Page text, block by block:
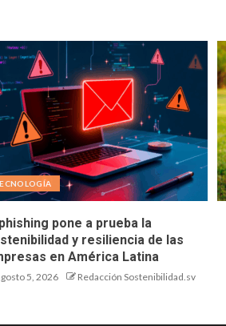
pone a prueba la
y resiliencia de las
en América Latina
5, 2026 Redacción Sostenibilidad.sv